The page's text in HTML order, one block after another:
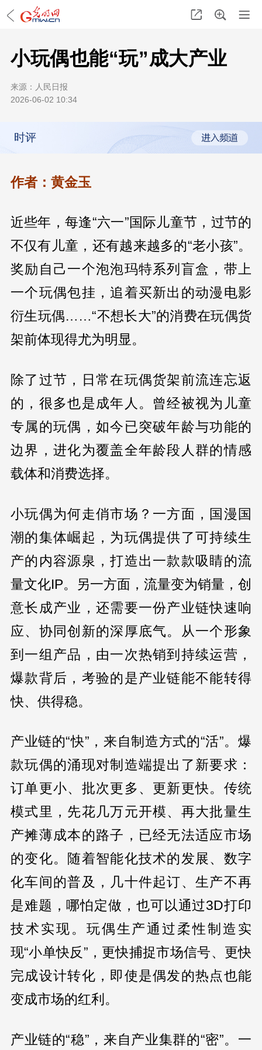
小玩偶也能“玩”成大产业
来源： 人民日报
2026-06-02 10:34
时评
作者：黄金玉
近些年，每逢“六一”国际儿童节，过节的
不仅有儿童，还有越来越多的“老小孩”。
奖励自己一个泡泡玛特系列盲盒，带上
一个玩偶包挂，追着买新出的动漫电影
衍生玩偶……“不想长大”的消费在玩偶货
架前体现得尤为明显。
除了过节，日常在玩偶货架前流连忘返
的，很多也是成年人。曾经被视为儿童
专属的玩偶，如今已突破年龄与功能的
边界，进化为覆盖全年龄段人群的情感
载体和消费选择。
小玩偶为何走俏市场？一方面，国漫国
潮的集体崛起，为玩偶提供了可持续生
产的内容源泉，打造出一款款吸睛的流
量文化IP。另一方面，流量变为销量，创
意长成产业，还需要一份产业链快速响
应、协同创新的深厚底气。从一个形象
到一组产品，由一次热销到持续运营，
爆款背后，考验的是产业链能不能转得
快、供得稳。
产业链的“快”，来自制造方式的“活”。爆
款玩偶的涌现对制造端提出了新要求：
订单更小、批次更多、更新更快。传统
模式里，先花几万元开模、再大批量生
产摊薄成本的路子，已经无法适应市场
的变化。随着智能化技术的发展、数字
化车间的普及，几十件起订、生产不再
是难题，哪怕定做，也可以通过3D打印
技术实现。玩偶生产通过柔性制造实
现“小单快反”，更快捕捉市场信号、更快
完成设计转化，即使是偶发的热点也能
变成市场的红利。
产业链的“稳”，来自产业集群的“密”。一